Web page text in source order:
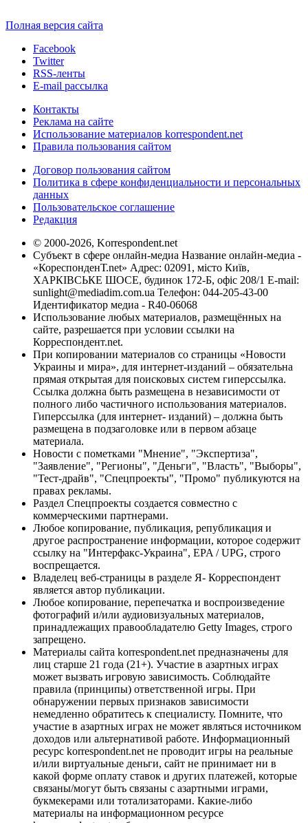
Полная версия сайта
Facebook
Twitter
RSS-ленты
E-mail рассылка
Контакты
Реклама на сайте
Использование материалов korrespondent.net
Правила пользования сайтом
Договор пользования сайтом
Политика в сфере конфиденциальности и персональных
данных
Пользовательское соглашение
Редакция
© 2000-2026, Korrespondent.net
Субъект в сфере онлайн-медиа Название онлайн-медиа -
«КореспонденТ.net» Адрес: 02091, місто Київ,
ХАРКІВСЬКЕ ШОСЕ, будинок 172-Б, офіс 208/1 E-mail:
sunlight@mediadim.com.ua Телефон: 044-205-43-00
Идентификатор медиа - R40-06068
Использование любых материалов, размещённых на
сайте, разрешается при условии ссылки на
Корреспондент.net.
При копировании материалов со страницы «Новости
Украины и мира», для интернет-изданий – обязательна
прямая открытая для поисковых систем гиперссылка.
Ссылка должна быть размещена в независимости от
полного либо частичного использования материалов.
Гиперссылка (для интернет- изданий) – должна быть
размещена в подзаголовке или в первом абзаце
материала.
Новости с пометками "Мнение", "Экспертиза",
"Заявление", "Регионы", "Деньги", "Власть", "Выборы",
"Тест-драйв", "Спецпроекты", "Промо" публикуются на
правах рекламы.
Раздел Спецпроекты создается совместно с
коммерческими партнерами.
Любое копирование, публикация, републикация и
другое распространение информации, которое содержит
ссылку на "Интерфакс-Украина", EPA / UPG, строго
воспрещается.
Владелец веб-страницы в разделе Я- Корреспондент
является автор публикации.
Любое копирование, перепечатка и воспроизведение
фотографий и/или аудиовизуальных материалов,
принадлежащих правообладателю Getty Images, строго
запрещено.
Материалы сайта korrespondent.net предназначены для
лиц старше 21 года (21+). Участие в азартных играх
может вызвать игровую зависимость. Соблюдайте
правила (принципы) ответственной игры. При
обнаружении первых признаков зависимости
немедленно обратитесь к специалисту. Помните, что
участие в азартных играх не может являться источником
доходов или альтернативой работе. Информационный
ресурс korrespondent.net не проводит игры на реальные
и/или виртуальные деньги, сайт не принимает ни в
какой форме оплату ставок и других платежей, которые
связаны/могут быть связаны с азартными играми,
букмекерами или тотализаторами. Какие-либо
материалы на информационном ресурсе